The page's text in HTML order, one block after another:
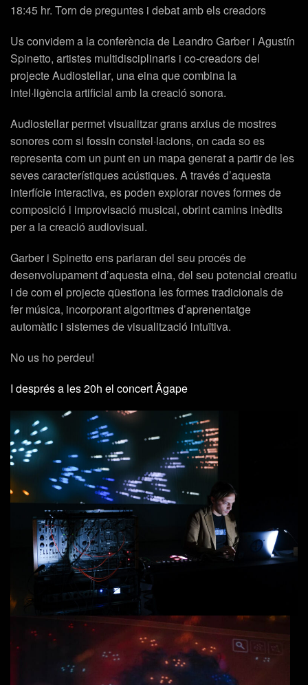
18:45 hr. Torn de preguntes i debat amb els creadors
Us convidem a la conferència de Leandro Garber i Agustín
Spinetto, artistes multidisciplinaris i co-creadors del
projecteAudiostellar, una eina que combina la
intel·ligència artificial amb la creació sonora.
Audiostellar permet visualitzar grans arxius de mostres
sonores com si fossin constel·lacions, on cada so es
representa com un punt en un mapa generat a partir de les
seves característiques acústiques. A través d’aquesta
interfície interactiva, es poden explorar noves formes de
composició i improvisació musical, obrint camins inèdits
per a la creació audiovisual.
Garber i Spinetto ens parlaran del seu procés de
desenvolupament d’aquesta eina, del seu potencial creatiu
i de com el projecte qüestiona les formes tradicionals de
fer música, incorporant algoritmes d’aprenentatge
automàtic i sistemes de visualització intuïtiva.
No us ho perdeu!
I després a les 20h el concert Âgape